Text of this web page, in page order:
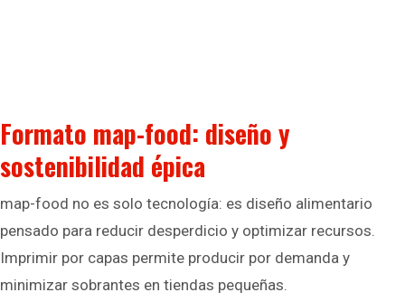
Formato map-food: diseño y
sostenibilidad épica
map-food no es solo tecnología: es diseño alimentario
pensado para reducir desperdicio y optimizar recursos.
Imprimir por capas permite producir por demanda y
minimizar sobrantes en tiendas pequeñas.